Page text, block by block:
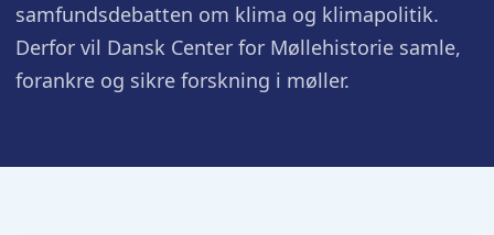
samfundsdebatten om klima og klimapolitik.
Derfor vil Dansk Center for Møllehistorie samle,
forankre og sikre forskning i møller.